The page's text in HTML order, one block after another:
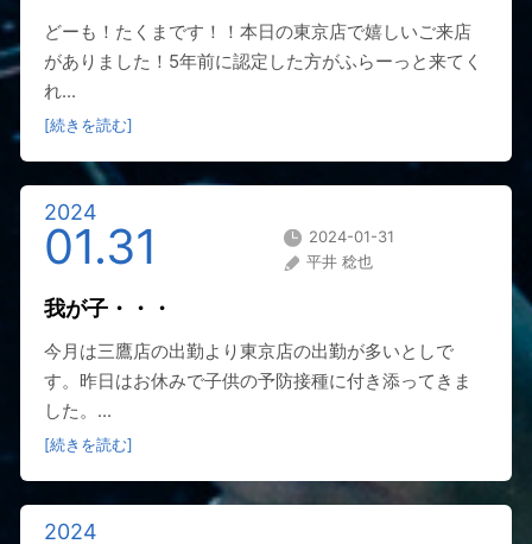
どーも！たくまです！！本日の東京店で嬉しいご来店
がありました！5年前に認定した方がふらーっと来てく
れ...
[続きを読む]
2024
01.31
2024-01-31
平井 稔也
我が子・・・
今月は三鷹店の出勤より東京店の出勤が多いとしで
す。昨日はお休みで子供の予防接種に付き添ってきま
した。...
[続きを読む]
2024